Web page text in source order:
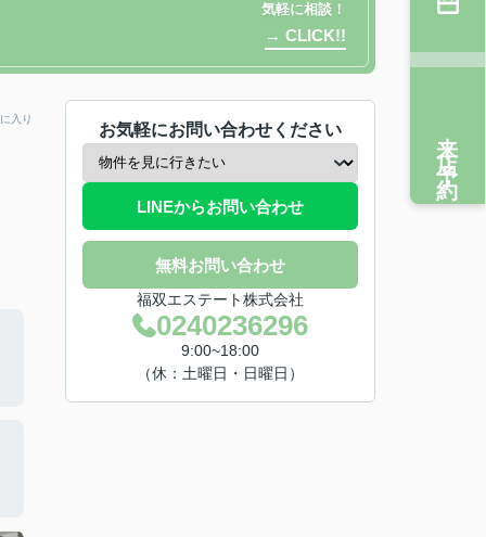
気軽に相談！
→ CLICK!!
入り
お気軽にお問い合わせください
LINEからお問い合わせ
無料お問い合わせ
福双エステート株式会社
0240236296
9:00~18:00
（休：土曜日・日曜日）
来店予約